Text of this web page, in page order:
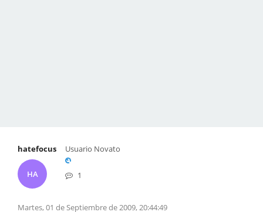
hatefocus
HA
Usuario Novato
1
Martes, 01 de Septiembre de 2009, 20:44:49